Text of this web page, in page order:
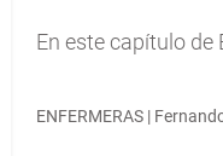
En este capítulo de
ENFERMERAS |